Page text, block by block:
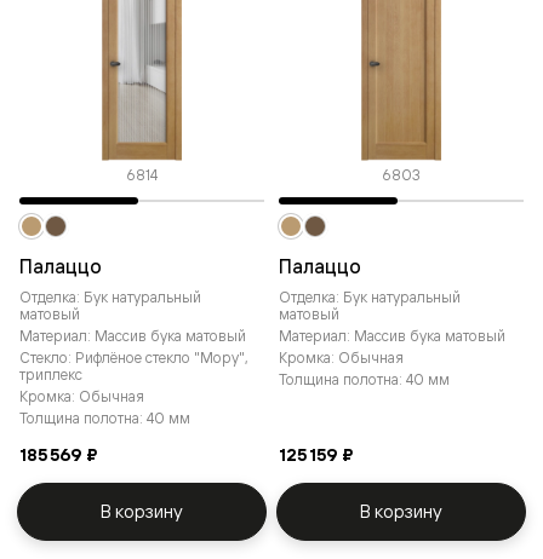
6814
Палаццо
Отделка: Бук натуральный
матовый
Материал: Массив бука матовый
Стекло: Рифлёное стекло "Мору",
триплекс
Кромка: Обычная
Толщина полотна: 40 мм
185 569 ₽
В корзину
6803
Палаццо
Отделка: Бук натуральный
матовый
Материал: Массив бука матовый
Кромка: Обычная
Толщина полотна: 40 мм
125 159 ₽
В корзину